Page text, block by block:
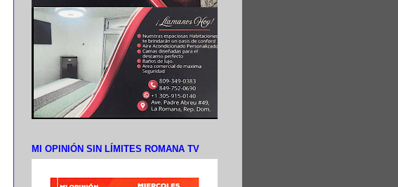
MI OPINIÓN SIN LÍMITES ROMANA TV